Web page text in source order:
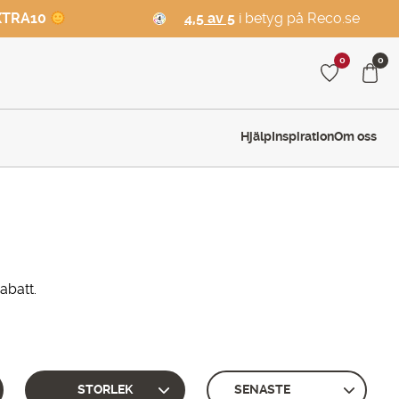
4,5 av 5 i betyg på Reco.se
HjälpInspirationOm oss
0 0
STORLEK